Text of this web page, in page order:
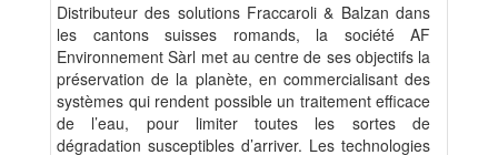
Distributeur des solutions Fraccaroli & Balzan dans
les cantons suisses romands, la société AF
Environnement Sàrl met au centre de ses objectifs la
préservation de la planète, en commercialisant des
systèmes qui rendent possible un traitement efficace
de l’eau, pour limiter toutes les sortes de
dégradation susceptibles d’arriver. Les technologies